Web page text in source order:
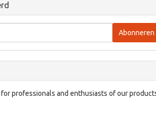
Abonneren
for professionals and enthusiasts of our